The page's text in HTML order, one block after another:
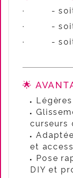
·
-
·
-
·
-
🌟
curseurs
et
Pose
DIY et